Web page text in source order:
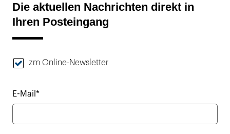
Die aktuellen Nachrichten direkt in
Ihren Posteingang
zm Online-Newsletter
E-Mail*